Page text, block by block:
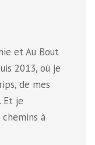
et Au Bout
2013, où je
de mes
Et je
à